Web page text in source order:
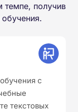
темпе, получив
с
текстовых